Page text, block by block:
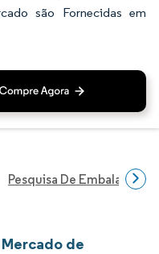
são Fornecidas em
Pesquisa De Embalagens
de